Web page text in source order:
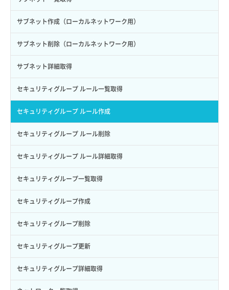
バックアップリストア
バックアップ一覧取得
バックアップ詳細一覧取得
バックアップ詳細取得
ボリュームイメージ保存
ボリュームタイプ一覧取得
ボリュームタイプ詳細取得
ボリューム一覧取得
ボリューム作成
ボリューム削除
ボリューム更新
ボリューム詳細一覧取得
ボリューム詳細取得
イメージ保存容量変更
イメージ削除
イメージ詳細取得
SSHキーペア詳細取得
アタッチ済みポート一覧取得
アタッチ済みポート詳細取得
アタッチ済みボリューム一覧
アタッチ済みボリューム詳細取得
コンソールURL発行
サーバーに紐づくアドレス取得
サーバーに紐づくアドレス取得（ネットワーク指定）
サーバーに紐づくセキュリティグループ取得
サーバープラン一覧取得
サーバープラン変更
サーバープラン詳細一覧取得
サブネット作成（ローカルネットワーク用）
サブネット削除（ローカルネットワーク用）
サブネット詳細取得
セキュリティグループ ルール一覧取得
セキュリティグループ ルール作成
セキュリティグループ ルール削除
セキュリティグループ ルール詳細取得
セキュリティグループ一覧取得
セキュリティグループ作成
セキュリティグループ削除
セキュリティグループ更新
セキュリティグループ詳細取得